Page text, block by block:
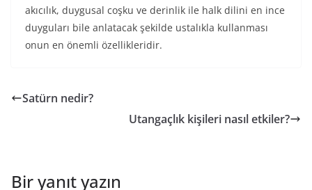
akıcılık, duygusal coşku ve derinlik ile halk dilini en ince
duyguları bile anlatacak şekilde ustalıkla kullanması
onun en önemli özellikleridir.
Satürn nedir?
Utangaçlık kişileri nasıl etkiler?
Bir yanıt yazın